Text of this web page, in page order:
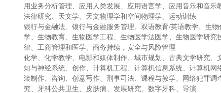
用业务分析管理、应用人类发展、应用语言学、应用音乐和音
法律研究、天文学、天文物理学和空间物理学、运动训练
银行与金融法、银行与金融服务管理、双语教育/英语教学、生
学、生物教育、生物医学工程、生物医学法医学、生物医学研
律、工商管理和医学、商务持续，安全与风险管理
化学、化学教学、电影和媒体制作、城市规划、古典文学研究
知与神经系统、创作、计算机工程、计算机信息系统、计算机
装制作、咨询、创意写作、刑事司法、课程与教学、网络犯罪
究、牙科公共卫生、皮肤病、发展研究、数字牙科、导演